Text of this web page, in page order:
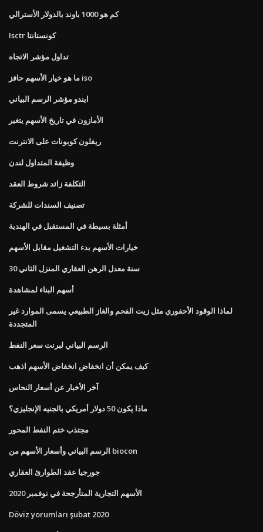
كم هو 1000 باوند بالدولار الأسترالي
Isctr كونستانتا
تداول مؤشر الاتجاه
ما هو خيار الأسهم حافز iso
ايندو مؤشر الرسم البياني
الأمازون في تاريخ الأسهم يتغير
ريفلون كوبونات على الانترنت
وظيفة المتداول لندن
التكلفة زائد شروط العقد
تصنيف السندات للشركة
أمثلة بسيطة في المستقبل في الهندية
خيارات الأسهم بدء التشغيل مقابل الأسهم
30 سنة معدل الرهن العقاري المنزل الثاني
أسهم البناء لمشاهدة
لماذا الوقود الأحفوري مثل زيت الفحم والغاز الطبيعي يسمى الموارد غير
المتجددة
الرسم البياني لبرنت سعر النفط
كيف يمكن أن انخفاض انخفاض الأسهم اذهب
آخر الأخبار عن أسعار النحاس
ماذا يكون 50 دولار أمريكي بالجنيه الإنجليزي؟
مجتذب ختم النفط المحور
الرسم البياني وأسعار الأسهم من biocon
جورجيا عقد الطوارئ العقاري
الأسهم التجارية المتأرجحة في نوفمبر 2020
Döviz yorumları şubat 2020